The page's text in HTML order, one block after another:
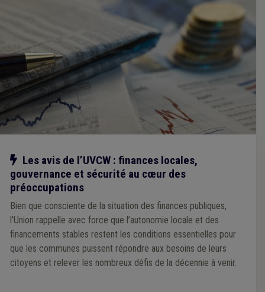
Notre action
Les avis de l’UVCW : finances locales,
gouvernance et sécurité au cœur des
préoccupations
Bien que consciente de la situation des finances publiques,
l’Union rappelle avec force que l’autonomie locale et des
financements stables restent les conditions essentielles pour
que les communes puissent répondre aux besoins de leurs
citoyens et relever les nombreux défis de la décennie à venir.